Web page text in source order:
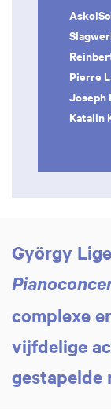
Pierre
Joseph
Katalin
György
complexe
vijfdelige
gestapelde